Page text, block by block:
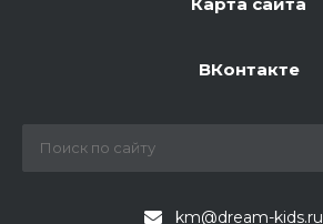
ВКонтакте
km@dream-kids.ru